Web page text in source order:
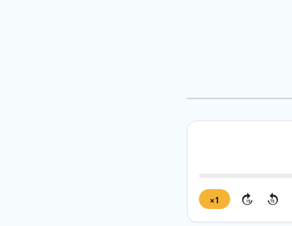
15
15
1×